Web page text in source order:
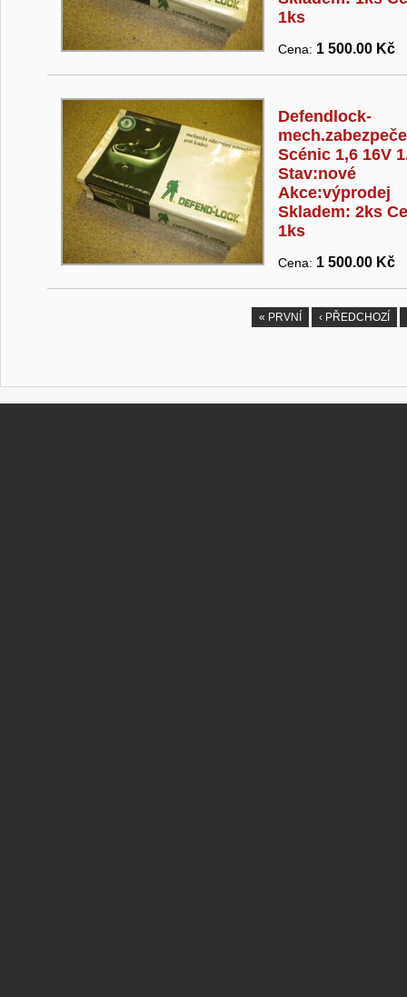
1ks
Cena: 1 500.00 Kč
Defendlock-
Scénic 1,6 16V
Stav:nové
Akce:výprodej
Skladem: 2ks
1ks
Cena: 1 500.00 Kč
« PRVNÍ ‹ PŘEDCHOZÍ